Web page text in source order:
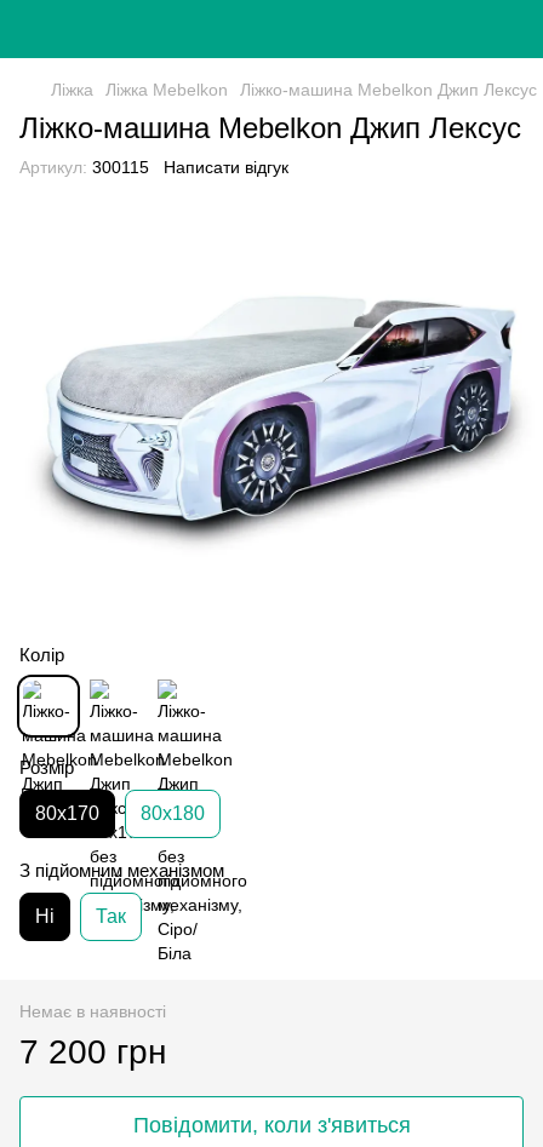
Ліжка Ліжка Mebelkon Ліжко-машина Mebelkon Джип Лексус
Ліжко-машина Mebelkon Джип Лексус
Артикул: 300115 Написати відгук
Колір
Розмір
80х170 80х180
З підйомним механізмом
Ні Так
Немає в наявності
7 200 грн
Повідомити, коли з'явиться